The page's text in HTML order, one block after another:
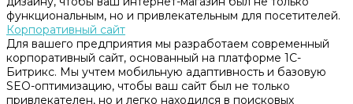
функциональным, но и привлекательным для посетителей.
Корпоративный сайт
Для вашего предприятия мы разработаем современный
корпоративный сайт, основанный на платформе 1С-
Битрикс. Мы учтем мобильную адаптивность и базовую
SEO-оптимизацию, чтобы ваш сайт был не только
привлекателен, но и легко находился в поисковых